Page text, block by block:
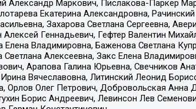
Александр Маркович, Пислакова-Паркер
Екатерина Александровна,
Захарова Светлана Сергеевна,
Геннадьевич, Гефтер Валентин
Елена Владимировна, Баженова Светлана
Светлана Алексеевна, Закс Елена
Арапова Галина Юрьевна, Свечников
Вячеславовна, Литинский Леонид
Орлов Олег Петрович, Добровольская
Борис Андреевич, Левинсон Лев